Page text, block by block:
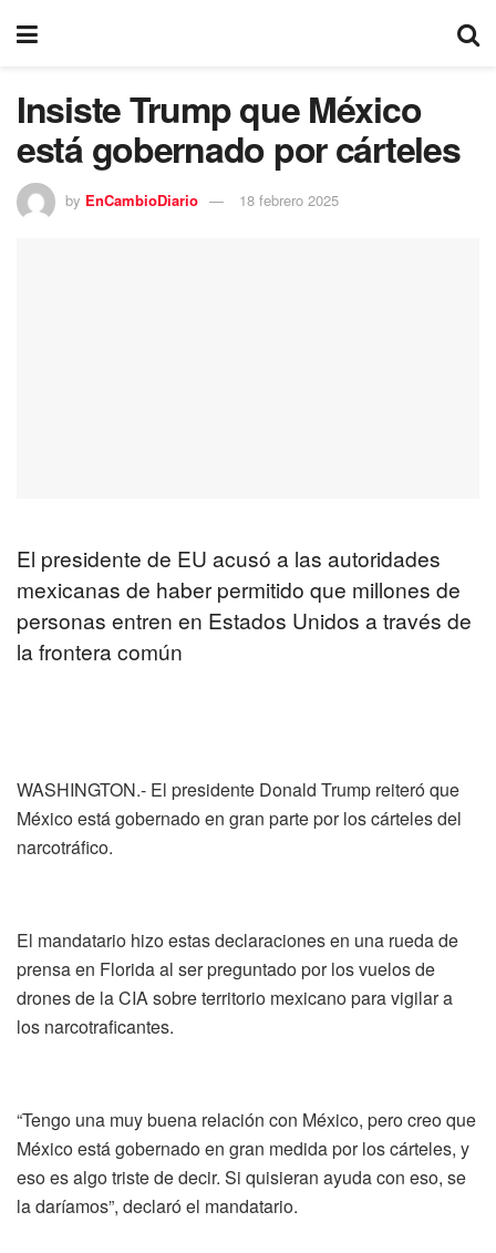
Insiste Trump que México
está gobernado por cárteles
by EnCambioDiario 18 febrero 2025
El presidente de EU acusó a las autoridades
mexicanas de haber permitido que millones de
personas entren en Estados Unidos a través de
la frontera común
WASHINGTON.- El presidente Donald Trump reiteró que
México está gobernado en gran parte por los cárteles del
narcotráfico.
El mandatario hizo estas declaraciones en una rueda de
prensa en Florida al ser preguntado por los vuelos de
drones de la CIA sobre territorio mexicano para vigilar a
los narcotraficantes.
“Tengo una muy buena relación con México, pero creo que
México está gobernado en gran medida por los cárteles, y
eso es algo triste de decir. Si quisieran ayuda con eso, se
la daríamos”, declaró el mandatario.